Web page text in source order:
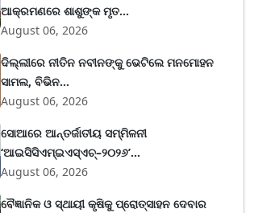
ଆକ୍ରମଣରେ ଶାଶୁଙ୍କ ମୃତ...
August 06, 2026
ଦିଲ୍ଲୀରେ ନୀତିନ ନବୀନଙ୍କୁ ଭେଟିଲେ ମନମୋହନ
ସାମଲ, ବିଭିନ...
August 06, 2026
ସୋଆରେ ଆନ୍ତର୍ଜାତୀୟ ସମ୍ମିଳନୀ
‘ଆଇସିସିଏମ୍ଇଏସ୍ଏଚ୍–୨୦୨୬’...
August 06, 2026
ବୈଜ୍ଞାନିକ ଓ ସ୍ଥାୟୀ କୃଷିକୁ ପ୍ରୋତ୍ସାହନ ଦେବାର